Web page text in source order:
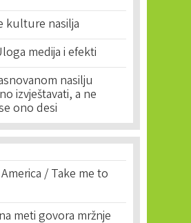
kulture nasilja
medija i efekti
nasilju
izvještavati, a ne
ono desi
/ Take me to
meti govora mržnje